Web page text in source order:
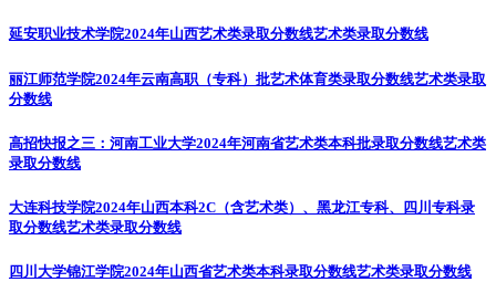
延安职业技术学院2024年山西艺术类录取分数线艺术类录取分数线
丽江师范学院2024年云南高职（专科）批艺术体育类录取分数线艺术类录取
分数线
高招快报之三：河南工业大学2024年河南省艺术类本科批录取分数线艺术类
录取分数线
大连科技学院2024年山西本科2C（含艺术类）、黑龙江专科、四川专科录
取分数线艺术类录取分数线
四川大学锦江学院2024年山西省艺术类本科录取分数线艺术类录取分数线